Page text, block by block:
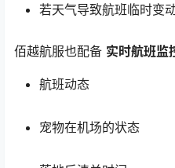
若天气导致航班临时变
佰越航服也配备 实时航班监
航班动态
宠物在机场的状态